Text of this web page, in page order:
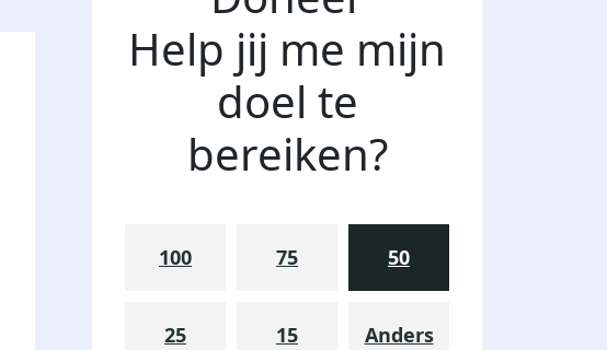
Help jij me mijn
doel te
bereiken?
100 75 50
25 15 Anders